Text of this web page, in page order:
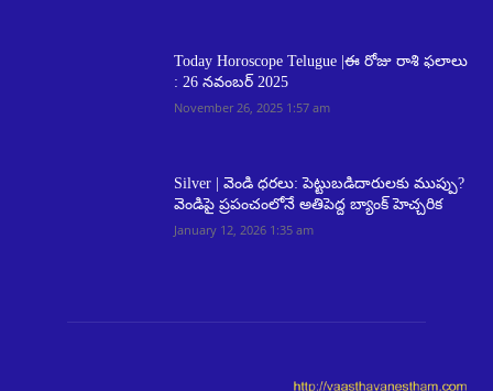
Today Horoscope Telugue |ఈ రోజు రాశి ఫలాలు
: 26 నవంబర్ 2025
November 26, 2025 1:57 am
Silver | వెండి ధరలు: పెట్టుబడిదారులకు ముప్పు?
వెండిపై ప్రపంచంలోనే అతిపెద్ద బ్యాంక్ హెచ్చరిక
January 12, 2026 1:35 am